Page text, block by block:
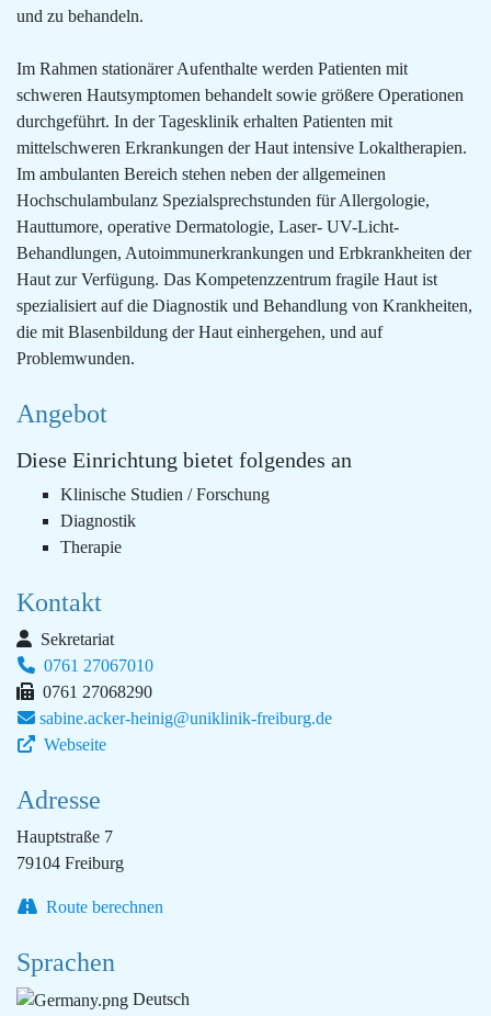
und zu behandeln.
Im Rahmen stationärer Aufenthalte werden Patienten mit
schweren Hautsymptomen behandelt sowie größere Operationen
durchgeführt. In der Tagesklinik erhalten Patienten mit
mittelschweren Erkrankungen der Haut intensive Lokaltherapien.
Im ambulanten Bereich stehen neben der allgemeinen
Hochschulambulanz Spezialsprechstunden für Allergologie,
Hauttumore, operative Dermatologie, Laser- UV-Licht-
Behandlungen, Autoimmunerkrankungen und Erbkrankheiten der
Haut zur Verfügung. Das Kompetenzzentrum fragile Haut ist
spezialisiert auf die Diagnostik und Behandlung von Krankheiten,
die mit Blasenbildung der Haut einhergehen, und auf
Problemwunden.
Angebot
Diese Einrichtung bietet folgendes an
Klinische Studien / Forschung
Diagnostik
Therapie
Kontakt
Sekretariat
0761 27067010
0761 27068290
sabine.acker-heinig@uniklinik-freiburg.de
Webseite
Adresse
Hauptstraße 7
79104 Freiburg
Route berechnen
Sprachen
Deutsch